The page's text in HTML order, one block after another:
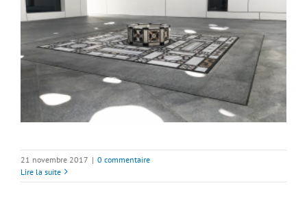
21 novembre 2017 | 0 commentaire
Lire la suite